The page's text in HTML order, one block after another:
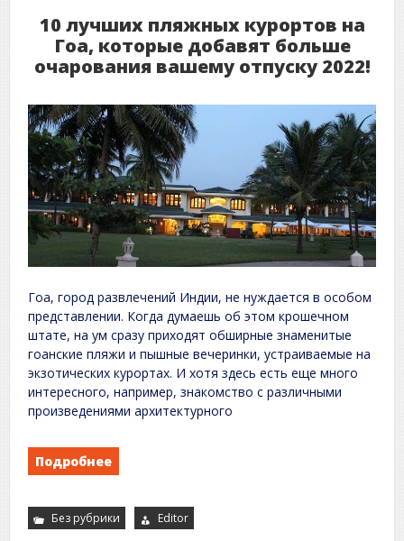
10 лучших пляжных курортов на
Гоа, которые добавят больше
очарования вашему отпуску 2022!
Гоа, город развлечений Индии, не нуждается в особом
представлении. Когда думаешь об этом крошечном
штате, на ум сразу приходят обширные знаменитые
гоанские пляжи и пышные вечеринки, устраиваемые на
экзотических курортах. И хотя здесь есть еще много
интересного, например, знакомство с различными
произведениями архитектурного
Подробнее
Без рубрики Editor